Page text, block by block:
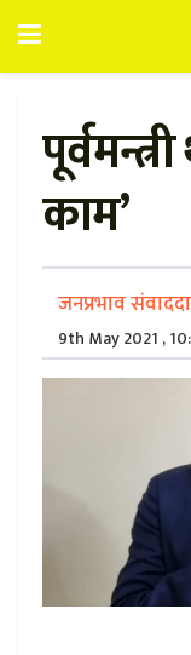
काम’
जनप्रभाव
9th May 2021 ,